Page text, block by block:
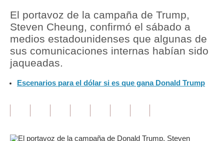
Política
Finanzas Personales
Inmobiliarias
Plus G
El portavoz de la campaña de Trump,
Steven Cheung, confirmó el sábado a
medios estadounidenses que algunas de
sus comunicaciones internas habían sido
jaqueadas.
Escenarios para el dólar si es que gana Donald Trump